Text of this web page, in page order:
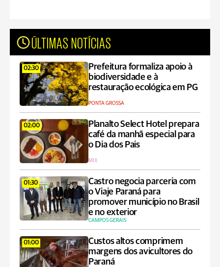
ÚLTIMAS NOTÍCIAS
02:30
Prefeitura formaliza apoio à
biodiversidade e à
restauração ecológica em PG
PONTA GROSSA
02:00
Planalto Select Hotel prepara
café da manhã especial para
o Dia dos Pais
MIX
01:30
Castro negocia parceria com
o Viaje Paraná para
promover município no Brasil
e no exterior
CAMPOS GERAIS
01:00
Custos altos comprimem
margens dos avicultores do
Paraná